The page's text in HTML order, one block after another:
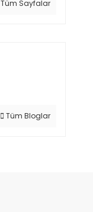
Tüm Sayfalar
Tüm Bloglar